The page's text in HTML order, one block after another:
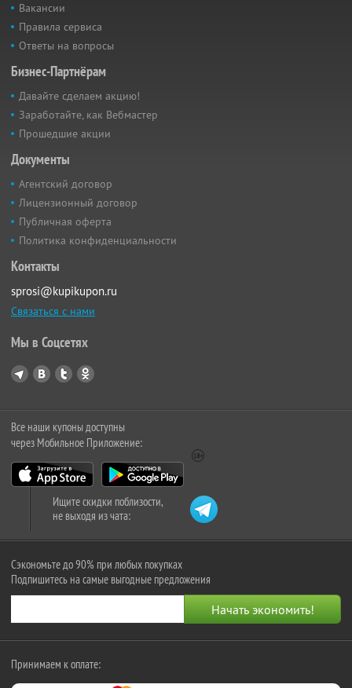
Вакансии
Правила сервиса
Ответы на вопросы
Бизнес-Партнёрам
Давайте сделаем акцию!
Заработайте, как Вебмастер
Прошедшие акции
Документы
Агентский договор
Лицензионный договор
Публичная оферта
Политика конфиденциальности
Контакты
sprosi@kupikupon.ru
Связаться с нами
Мы в Соцсетях
Все наши купоны доступны
через Мобильное Приложение:
Ищите скидки поблизости,
не выходя из чата:
Сэкономьте до 90% при любых покупках
Подпишитесь на самые выгодные предложения
Принимаем к оплате: